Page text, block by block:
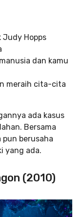
Judy Hopps
dan kamu
meraih cita-cita
ada kasus
Bersama
pun berusaha
yang ada.
(2010)